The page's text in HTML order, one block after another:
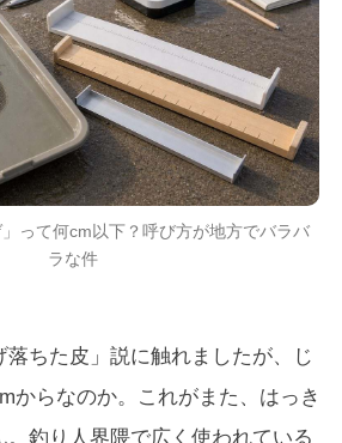
って何cm以下？呼び方が地方でバラバ
ラな件
ちた皮」説に触れましたが、じ
からなのか。これがまた、はっき
。釣り人界隈で広く使われている